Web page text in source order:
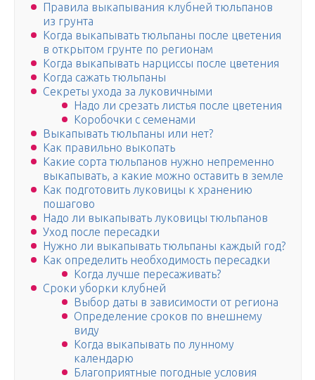
Правила выкапывания клубней тюльпанов
из грунта
Когда выкапывать тюльпаны после цветения
в открытом грунте по регионам
Когда выкапывать нарциссы после цветения
Когда сажать тюльпаны
Секреты ухода за луковичными
Надо ли срезать листья после цветения
Коробочки с семенами
Выкапывать тюльпаны или нет?
Как правильно выкопать
Какие сорта тюльпанов нужно непременно
выкапывать, а какие можно оставить в земле
Как подготовить луковицы к хранению
пошагово
Надо ли выкапывать луковицы тюльпанов
Уход после пересадки
Нужно ли выкапывать тюльпаны каждый год?
Как определить необходимость пересадки
Когда лучше пересаживать?
Сроки уборки клубней
Выбор даты в зависимости от региона
Определение сроков по внешнему
виду
Когда выкапывать по лунному
календарю
Благоприятные погодные условия